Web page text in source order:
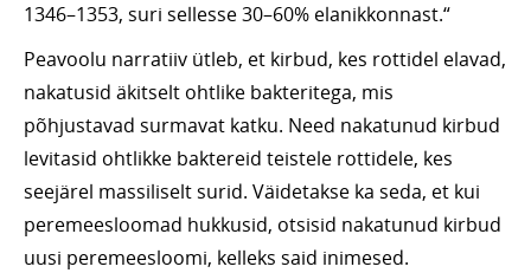
1346–1353, suri sellesse 30–60% elanikkonnast.“
Peavoolu narratiiv ütleb, et kirbud, kes rottidel elavad,
nakatusid äkitselt ohtlike bakteritega, mis
põhjustavad surmavat katku. Need nakatunud kirbud
levitasid ohtlikke baktereid teistele rottidele, kes
seejärel massiliselt surid. Väidetakse ka seda, et kui
peremeesloomad hukkusid, otsisid nakatunud kirbud
uusi peremeesloomi, kelleks said inimesed.